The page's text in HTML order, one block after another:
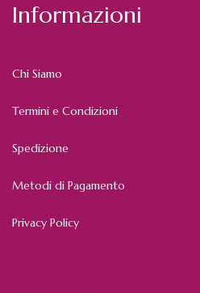
Informazioni
Chi Siamo
Termini e Condizioni
Spedizione
Metodi di Pagamento
Privacy Policy